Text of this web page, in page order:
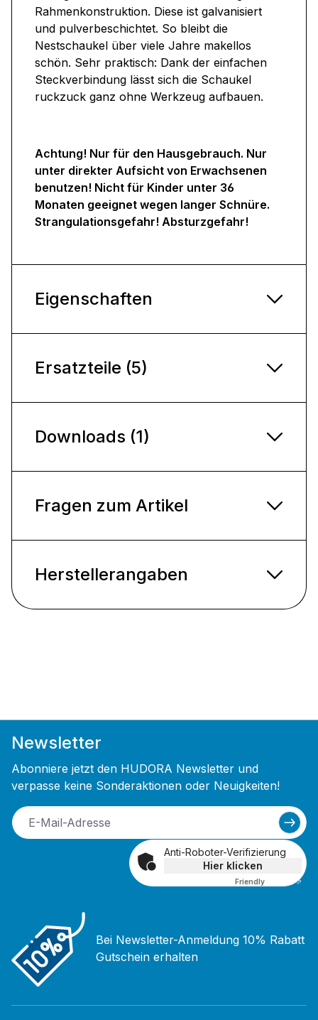
Rahmenkonstruktion. Diese ist galvanisiert
und pulverbeschichtet. So bleibt die
Nestschaukel über viele Jahre makellos
schön. Sehr praktisch: Dank der einfachen
Steckverbindung lässt sich die Schaukel
ruckzuck ganz ohne Werkzeug aufbauen.
Achtung! Nur für den Hausgebrauch. Nur
unter direkter Aufsicht von Erwachsenen
benutzen! Nicht für Kinder unter 36
Monaten geeignet wegen langer Schnüre.
Strangulationsgefahr! Absturzgefahr!
Eigenschaften
Ersatzteile (5)
Downloads (1)
Fragen zum Artikel
Herstellerangaben
Newsletter
Abonniere jetzt den HUDORA Newsletter und
verpasse keine Sonderaktionen oder Neuigkeiten!
Anti-Roboter-Verifizierung
Hier klicken
Friendly Captcha ⇗
Bei Newsletter-Anmeldung 10% Rabatt
Gutschein erhalten